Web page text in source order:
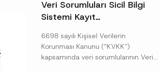
Veri Sorumluları Sicil Bilgi
Sistemi Kayıt
Uzatımı
6698 sayılı Kişisel Verilerin
Korunması Kanunu (“KVKK”)
kapsamında veri sorumlularının Veri